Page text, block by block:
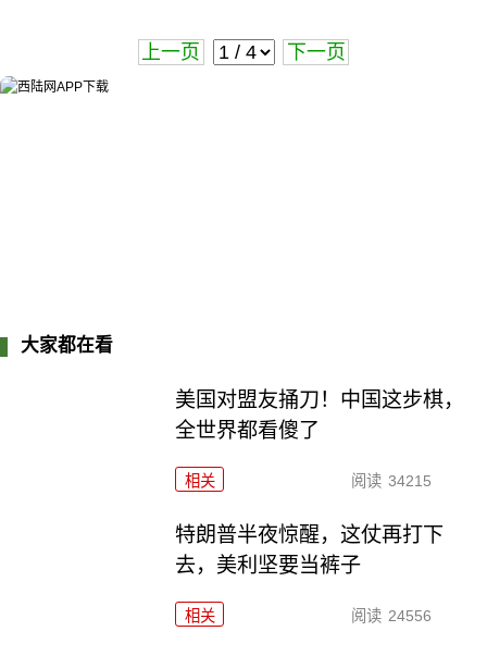
上一页 下一页
大家都在看
美国对盟友捅刀！中国这步棋，
全世界都看傻了
相关 阅读 34215
特朗普半夜惊醒，这仗再打下
去，美利坚要当裤子
相关 阅读 24556